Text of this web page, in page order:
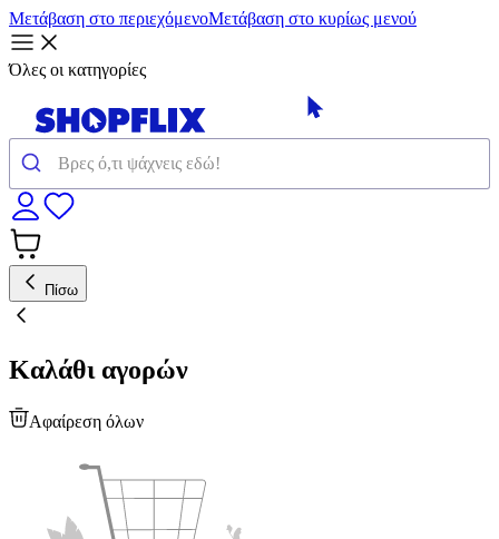
Μετάβαση στο περιεχόμενοΜετάβαση στο κυρίως μενού
Όλες οι κατηγορίες
Πίσω
Καλάθι αγορών
Αφαίρεση όλων